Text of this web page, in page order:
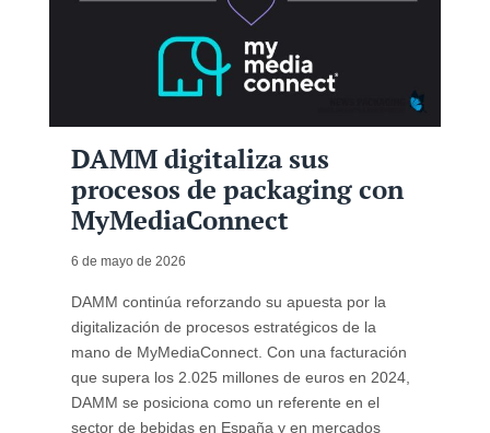
DAMM digitaliza sus
procesos de packaging con
MyMediaConnect
6 de mayo de 2026
DAMM continúa reforzando su apuesta por la
digitalización de procesos estratégicos de la
mano de MyMediaConnect. Con una facturación
que supera los 2.025 millones de euros en 2024,
DAMM se posiciona como un referente en el
sector de bebidas en España y en mercados